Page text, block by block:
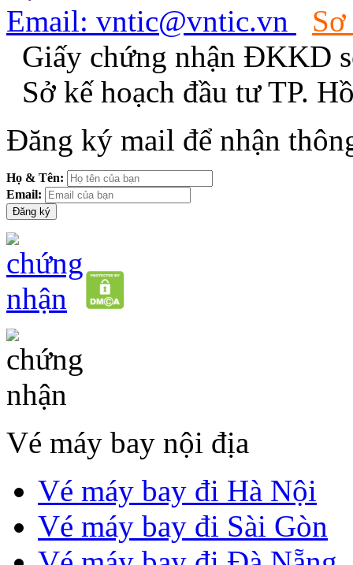
Email: vntic@vntic.vn
Giấy chứng nhận ĐKKD
Sở kế hoạch đầu tư TP.
Đăng ký mail để nhận
Họ & Tên:
Email:
Vé máy bay nội địa
Vé máy bay đi Hà Nội
Vé máy bay đi Sài Gòn